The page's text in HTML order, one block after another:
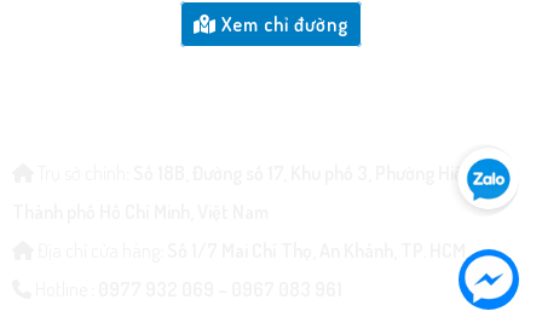
Xem chỉ đường
: Số 18B, Đường số 17, Khu phố 3, Phường Hiệp Bình,